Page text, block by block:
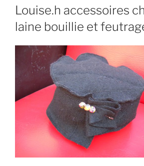
Louise.h accessoires
laine bouillie et